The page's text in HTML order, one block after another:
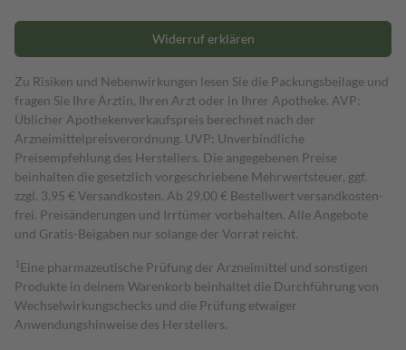
Widerruf erklären
Zu Risiken und Nebenwirkungen lesen Sie die Packungsbeilage und
fragen Sie Ihre Ärztin, Ihren Arzt oder in Ihrer Apotheke. AVP:
Üblicher Apothekenverkaufspreis berechnet nach der
Arzneimittelpreisverordnung. UVP: Unverbindliche
Preisempfehlung des Herstellers. Die angegebenen Preise
beinhalten die gesetzlich vorgeschriebene Mehrwertsteuer, ggf.
zzgl. 3,95 € Versandkosten. Ab 29,00 € Bestell­wert versand­kosten­
frei. Preisänderungen und Irrtümer vorbehalten. Alle Angebote
und Gratis-Beigaben nur solange der Vorrat reicht.
1 Eine pharmazeutische Prüfung der Arzneimittel und sonstigen
Produkte in deinem Warenkorb beinhaltet die Durchführung von
Wechselwirkungschecks und die Prüfung etwaiger
Anwendungshinweise des Herstellers.